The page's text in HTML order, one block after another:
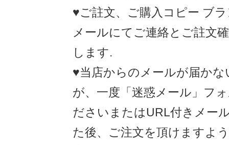
♥ご註文、ご購入コピー ブ
メールにてご連絡とご註文
します.
♥当店からのメールが届か
が、一度「迷惑メール」フ
ださいまたはURL付きメー
た後、ご注文を頂けますよ